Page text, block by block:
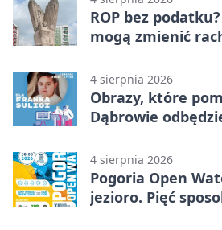
ROP bez
mogą zmienić
4 sierpnia 2026
Obrazy, które
Dąbrowie
4 sierpnia 2026
Pogoria Open
jezioro. Pięć